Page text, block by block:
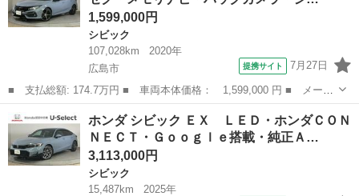
1,599,000円
シビック
107,028km
2020年
広島市
提携サイト 7月27日
■ 支払総額: 174.7万円 ■ 車両本体価格： 1,599,000 円 ■ メーカ
ー名： ホンダ ■ 車種名： シビック ■ グレード名： ハッチバ
ック ＬＥＤ・フルセグ・メモリナビ・バックカメラ・シートヒータ
ー・サン...
広島 シビック
ホンダ シビック ＥＸ ＬＥＤ・ホンダＣＯＮ
ＮＥＣＴ・Ｇｏｏｇｌｅ搭載・純正Ａ…
3,113,000円
シビック
15,487km
2025年